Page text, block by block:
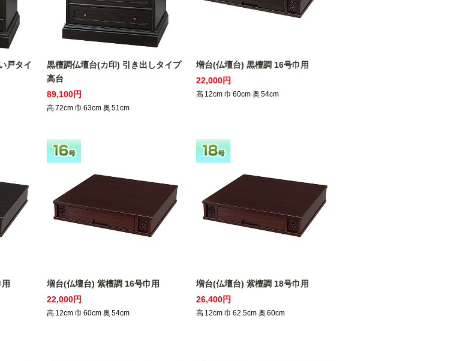
戸タイ
黒檀調仏壇台(カ印) 引き出しタイプ
高台
89,100円
高72cm 巾 63cm 奥51cm
増台(仏壇台) 黒檀調 16号巾用
22,000円
高 12cm 巾 60cm 奥54cm
増台(仏壇台) 紫檀調 16号巾用
22,000円
高 12cm 巾 60cm 奥54cm
増台(仏壇台) 紫檀調 18号巾用
26,400円
高 12cm 巾 62.5cm 奥60cm